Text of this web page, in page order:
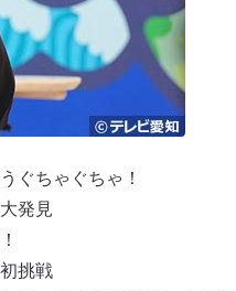
ぐちゃぐちゃ！
発見
挑戦